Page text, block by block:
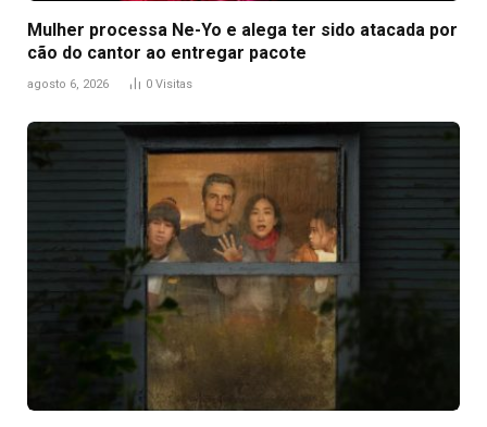
Mulher processa Ne-Yo e alega ter sido atacada por
cão do cantor ao entregar pacote
agosto 6, 2026 0 Visitas